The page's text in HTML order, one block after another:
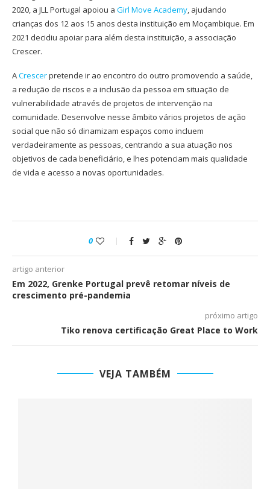
2020, a JLL Portugal apoiou a Girl Move Academy, ajudando
crianças dos 12 aos 15 anos desta instituição em Moçambique. Em
2021 decidiu apoiar para além desta instituição, a associação
Crescer.
ACrescerpretende ir ao encontro do outro promovendo a saúde,
a redução de riscos e a inclusão da pessoa em situação de
vulnerabilidade através de projetos de intervenção na
comunidade. Desenvolve nesse âmbito vários projetos de ação
social que não só dinamizam espaços como incluem
verdadeiramente as pessoas, centrando a sua atuação nos
objetivos de cada beneficiário, e lhes potenciam mais qualidade
de vida e acesso a novas oportunidades.
0
artigo anterior
Em 2022, Grenke Portugal prevê retomar níveis de
crescimento pré-pandemia
próximo artigo
Tiko renova certificação Great Place to Work
VEJA TAMBÉM